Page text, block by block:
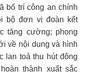
bố trí công an chính
bộ đơn vị đoàn kết
tăng cường; phong
về nội dung và hình
lan toả thu hút đông
thành xuất sắc